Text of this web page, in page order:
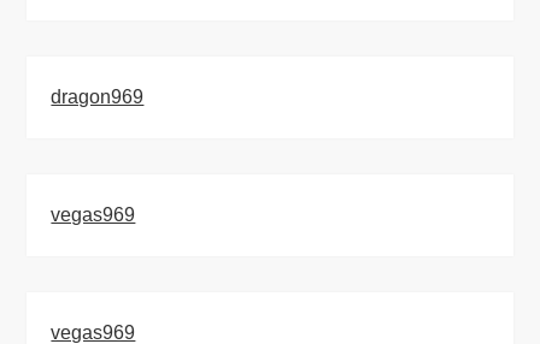
dragon969
vegas969
vegas969